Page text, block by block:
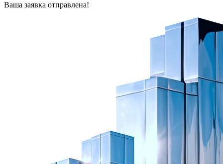
Ваша заявка отправлена!